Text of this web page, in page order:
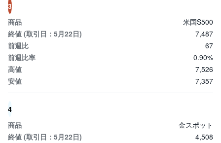
ン
商
品
先
物
金
チ
ナ
3
米国S500
7,487
67
0.90%
7,526
7,357
4
金スポット
4,508